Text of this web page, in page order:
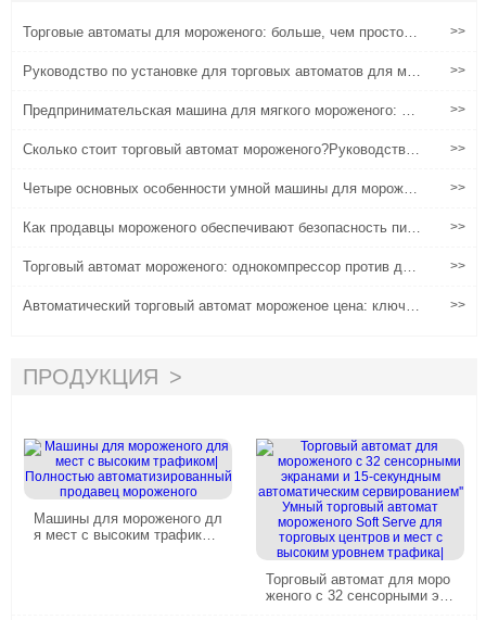
Торговые автоматы для мороженого: больше, чем просто п
ления
>>
Руководство по установке для торговых автоматов для мо
>>
Предпринимательская машина для мягкого мороженого: по
ачинающих
>>
Сколько стоит торговый автомат мороженого?Руководство
>>
Четыре основных особенности умной машины для морожен
>>
Как продавцы мороженого обеспечивают безопасность пищ
>>
Торговый автомат мороженого: однокомпрессор против дву
>>
Автоматический торговый автомат мороженое цена: ключев
>>
ПРОДУКЦИЯ
Машины для мороженого дл
я мест с высоким трафиком|
Торговый автомат для моро
женого с 32 сенсорными экр